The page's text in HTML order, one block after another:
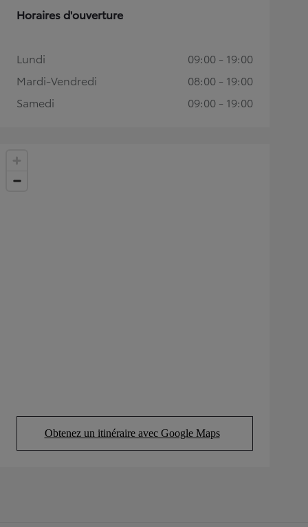
Obtenez un itinéraire avec Google Maps
(Opens in new tab)
Horaires d'ouverture
Lundi
09:00 - 19:00
Mardi-Vendredi
08:00 - 19:00
Samedi
09:00 - 19:00